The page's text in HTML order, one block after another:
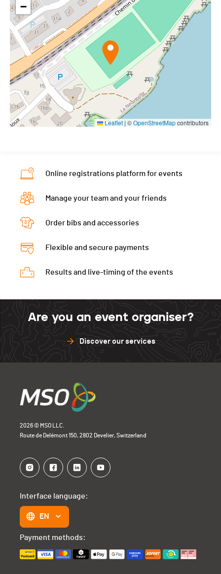
−
Leaflet | ©OpenStreetMapcontributors
Online registrations platform for events
Manage your team and your friends
Order bibs and accessories
Flexible and secure payments
Results and live-timing of the events
Are you an event organiser?
Discover our services
2026 © MSO LLC.
Route de Delémont 150, 2802 Develier, Switzerland
Interface language:
EN
Payment methods: